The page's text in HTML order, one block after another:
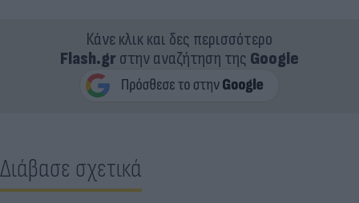
Κάνε κλικ και δες περισσότερο
Flash.grστην αναζήτηση της Google
Διάβασε σχετικά